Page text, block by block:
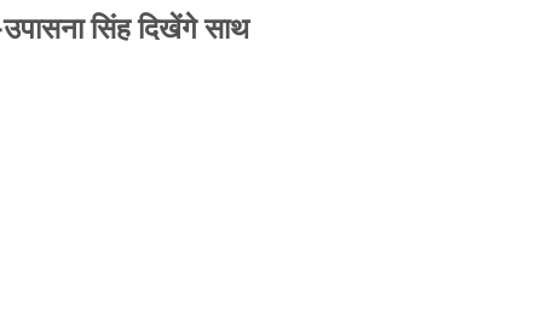
उपासना सिंह दिखेंगे साथ